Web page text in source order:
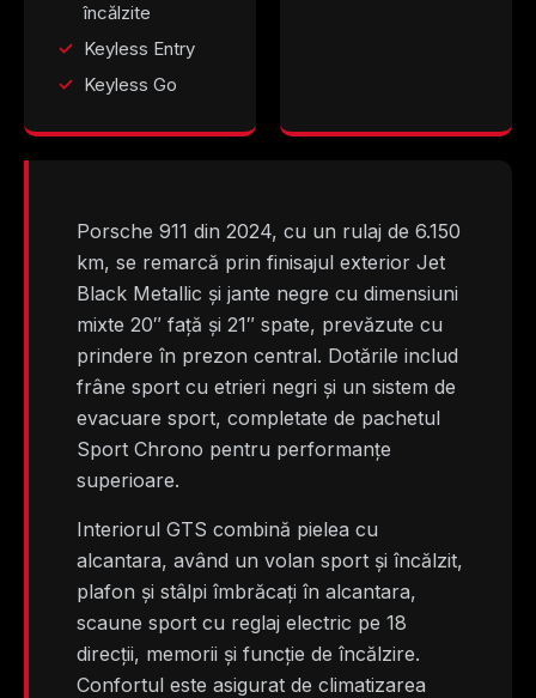
încălzite
Keyless Entry
Keyless Go
Porsche 911 din 2024, cu un rulaj de 6.150
km, se remarcă prin finisajul exterior Jet
Black Metallic și jante negre cu dimensiuni
mixte 20″ față și 21″ spate, prevăzute cu
prindere în prezon central. Dotările includ
frâne sport cu etrieri negri și un sistem de
evacuare sport, completate de pachetul
Sport Chrono pentru performanțe
superioare.
Interiorul GTS combină pielea cu
alcantara, având un volan sport și încălzit,
plafon și stâlpi îmbrăcați în alcantara,
scaune sport cu reglaj electric pe 18
direcții, memorii și funcție de încălzire.
Confortul este asigurat de climatizarea